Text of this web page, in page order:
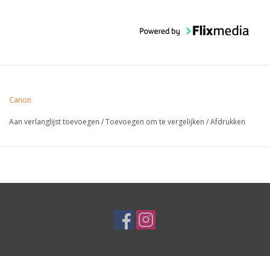
Canon
Aan verlanglijst toevoegen /Toevoegen om te vergelijken /Afdrukken